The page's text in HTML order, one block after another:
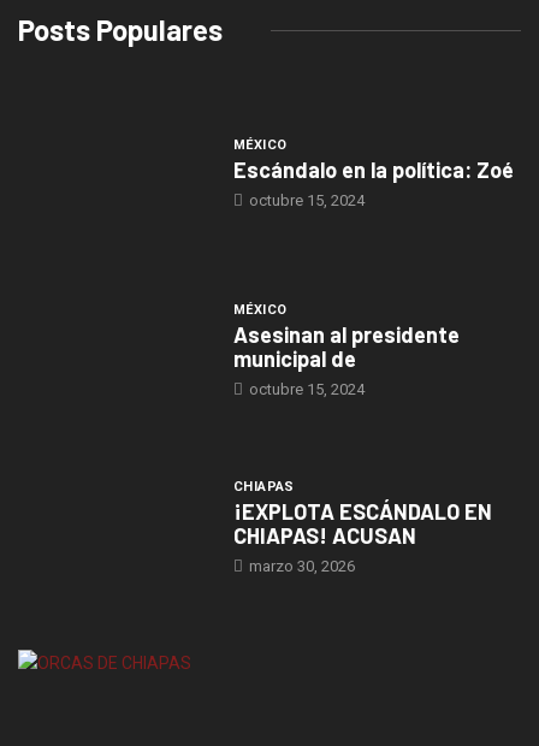
Posts Populares
MÉXICO
Escándalo en la política: Zoé
octubre 15, 2024
MÉXICO
Asesinan al presidente
municipal de
octubre 15, 2024
CHIAPAS
¡EXPLOTA ESCÁNDALO EN
CHIAPAS! ACUSAN
marzo 30, 2026